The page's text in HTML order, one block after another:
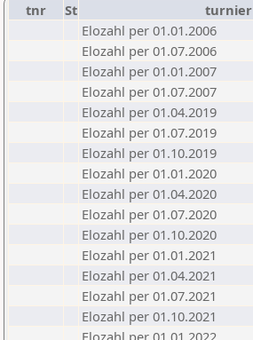
tnr St turnier
Elozahl per 01.01.2006
Elozahl per 01.07.2006
Elozahl per 01.01.2007
Elozahl per 01.07.2007
Elozahl per 01.04.2019
Elozahl per 01.07.2019
Elozahl per 01.10.2019
Elozahl per 01.01.2020
Elozahl per 01.04.2020
Elozahl per 01.07.2020
Elozahl per 01.10.2020
Elozahl per 01.01.2021
Elozahl per 01.04.2021
Elozahl per 01.07.2021
Elozahl per 01.10.2021
Elozahl per 01.01.2022